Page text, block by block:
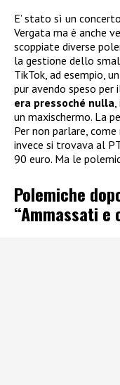
E’ stato sì un
Vergata ma è anche
scoppiate diverse
la gestione dello
TikTok, ad esempio,
pur avendo speso
era pressoché nulla
un maxischermo. La
Per non parlare,
invece si trovava al
90 euro. Ma le
Polemiche
“Ammassati